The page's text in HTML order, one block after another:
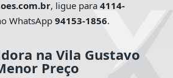
, ligue para 4114-
WhatsApp94153-1856.
na Vila Gustavo
Preço